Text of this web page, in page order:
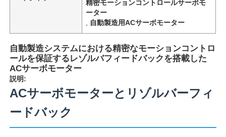
精密モーションコントロールサーボモ
ーター
自動製造用ACサーボモーター
自動製造システムにおける精密なモーションコントロ
ールを保証するレゾルバフィードバックを搭載した
ACサーボモーター
説明:
ACサーボモーターとリゾルバーフィ
ードバック